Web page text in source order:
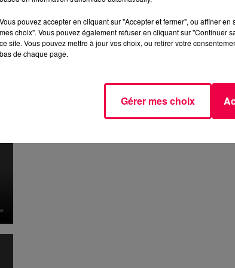
et voulait en faire son métier. Lucas
coloré. Il était proche de son grand-frère et
, dont faisait partie le jeune garçon, ont
une ultime minute de silence.
Vous pouvez accepter en cliquant sur "Accepter et fermer", ou affiner
mes choix". Vous pouvez également refuser en cliquant sur "Continuer
ce site. Vous pouvez mettre à jour vos choix, ou retirer votre
bas de chaque page.
Gérer mes choix